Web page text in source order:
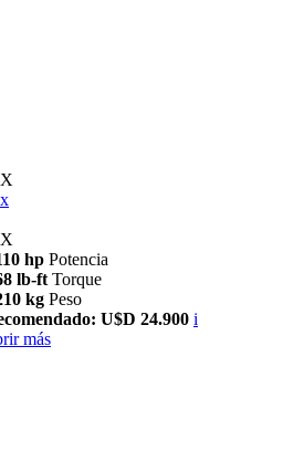
hp Potencia
lb-ft Torque
kg Peso
U$D 24.900 i
más